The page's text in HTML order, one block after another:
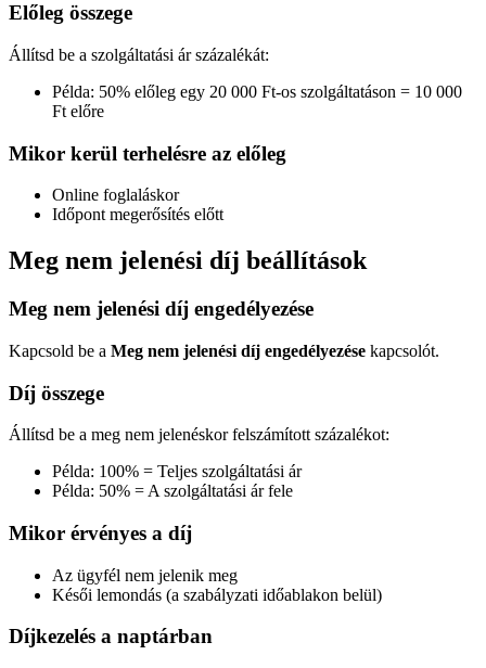
Előleg összege
Állítsd be a szolgáltatási ár százalékát:
Példa: 50% előleg egy 20 000 Ft-os szolgáltatáson = 10 000
Ft előre
Mikor kerül terhelésre az előleg
Online foglaláskor
Időpont megerősítés előtt
Meg nem jelenési díj beállítások
Meg nem jelenési díj engedélyezése
Kapcsold be a Meg nem jelenési díj engedélyezése kapcsolót.
Díj összege
Állítsd be a meg nem jelenéskor felszámított százalékot:
Példa: 100% = Teljes szolgáltatási ár
Példa: 50% = A szolgáltatási ár fele
Mikor érvényes a díj
Az ügyfél nem jelenik meg
Késői lemondás (a szabályzati időablakon belül)
Díjkezelés a naptárban